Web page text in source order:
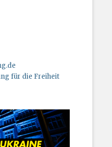
für die Freiheit